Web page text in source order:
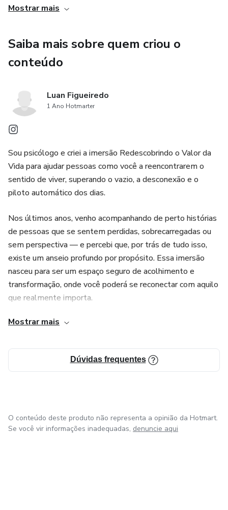
9. Sensação de pertencimento e conexão com outras
10. Transformação pessoal com acompanhamento
psicológico
Mostrar mais
Saiba mais sobre quem criou o
conteúdo
Luan Figueiredo
1 Ano Hotmarter
Sou psicólogo e criei a imersão Redescobrindo o Valor da
Vida para ajudar pessoas como você a reencontrarem o
sentido de viver, superando o vazio, a desconexão e o
piloto automático dos dias.
Nos últimos anos, venho acompanhando de perto histórias
de pessoas que se sentem perdidas, sobrecarregadas ou
sem perspectiva — e percebi que, por trás de tudo isso,
existe um anseio profundo por propósito. Essa imersão
nasceu para ser um espaço seguro de acolhimento e
transformação, onde você poderá se reconectar com aquilo
que realmente importa.
Se você sente que está apenas existindo, e não vivendo de
Vamos, juntos, redescobrir o valor da sua vida.
Mostrar mais
Dúvidas frequentes
O conteúdo deste produto não representa a opinião da Hotmart.
Se você vir informações inadequadas, denuncie aqui